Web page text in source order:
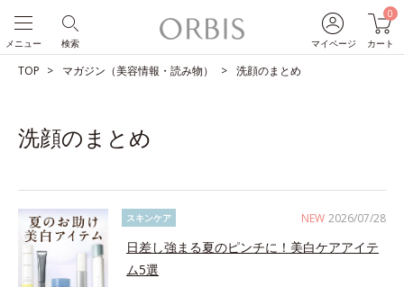
マイページ
0
カート
検索
メニュー
TOP マガジン（美容情報・読み物） 洗顔のまとめ
洗顔のまとめ
NEW 2026/07/28
スキンケア
日差し強まる夏のピンチに！美白ケアアイテ
ム5選